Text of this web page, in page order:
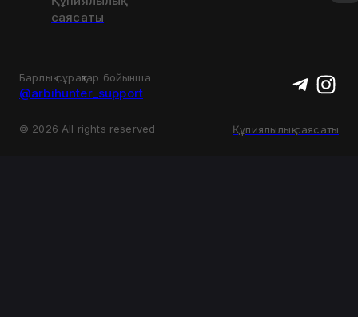
саясаты
Барлық сұрақтар бойынша
@arbihunter_support
© 2026 All rights reserved Құпиялылық саясаты